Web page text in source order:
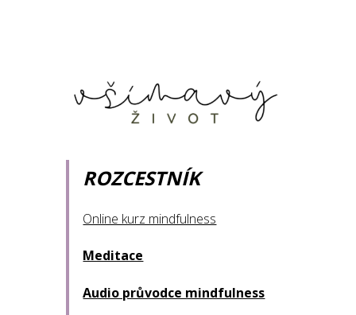
ROZCESTNÍK
Online kurz mindfulness
Meditace
Audio průvodce mindfulness